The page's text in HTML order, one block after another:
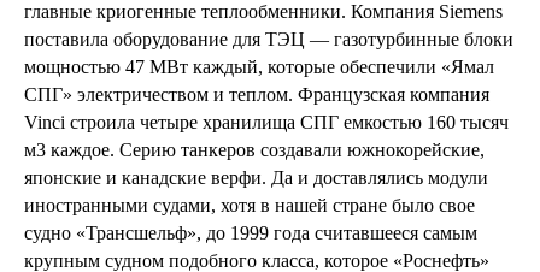
главные криогенные теплообменники. Компания Siemens
поставила оборудование для ТЭЦ — газотурбинные блоки
мощностью 47 МВт каждый, которые обеспечили «Ямал
СПГ» электричеством и теплом. Французская компания
Vinci строила четыре хранилища СПГ емкостью 160 тысяч
м3 каждое. Серию танкеров создавали южнокорейские,
японские и канадские верфи. Да и доставлялись модули
иностранными судами, хотя в нашей стране было свое
судно «Трансшельф», до 1999 года считавшееся самым
крупным судном подобного класса, которое «Роснефть»